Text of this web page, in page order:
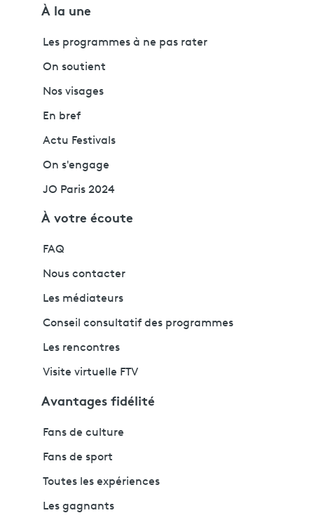
À la une
Les programmes à ne pas rater
On soutient
Nos visages
En bref
Actu Festivals
On s'engage
JO Paris 2024
À votre écoute
FAQ
Nous contacter
Les médiateurs
Conseil consultatif des programmes
Les rencontres
Visite virtuelle FTV
Avantages fidélité
Fans de culture
Fans de sport
Toutes les expériences
Les gagnants